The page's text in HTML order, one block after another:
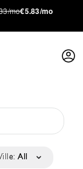
mo€5.83/mo
All